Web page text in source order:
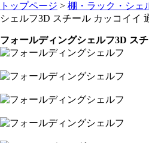
トップページ > 棚・ラック・シェ
シェルフ3D スチール カッコイイ
フォールディングシェルフ3D ス